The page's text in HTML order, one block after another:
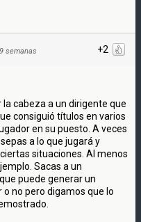
+2
semanas
la cabeza a un dirigente que
consiguió títulos en varios
en su puesto. A veces
a lo que jugará y
situaciones. Al menos
Sacas a un
puede generar un
no pero digamos que lo